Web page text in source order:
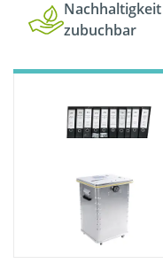
Nachhaltigkeit
zubuchbar